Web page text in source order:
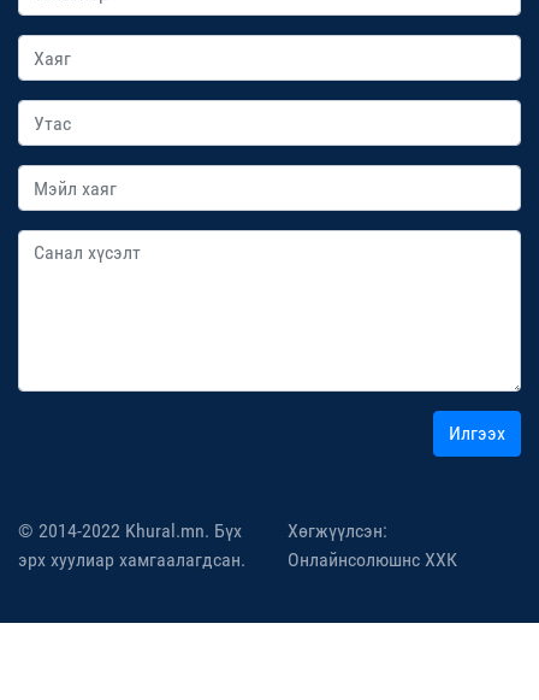
Илгээх
© 2014-2022 Khural.mn. Бүх
эрх хуулиар хамгаалагдсан.
Хөгжүүлсэн:
Онлайнсолюшнс ХХК